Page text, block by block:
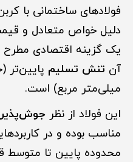
فولادهای ساختمانی با
دلیل خواص متعادل و
یک گزینه اقتصادی
آن تنش تسلیم
میلی‌متر مربع) است.
این فولاد از نظر
مناسب بوده و در
محدوده پایین تا متوسط